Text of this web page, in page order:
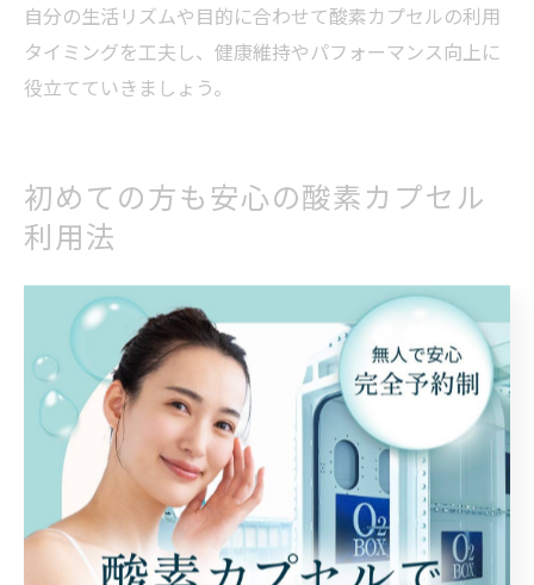
自分の生活リズムや目的に合わせて酸素カプセルの利用
タイミングを工夫し、健康維持やパフォーマンス向上に
役立てていきましょう。
初めての方も安心の酸素カプセル
利用法
酸素カプセル初心者が知るべき利用ステップ
酸素カプセルを初めて利用する方は、まず利用手順や注
意点をしっかり把握することが重要です。カプセル内で
は気圧が上昇するため、耳抜きの方法を事前に確認し、
体調が万全な日に利用することが推奨されます。体調不
良や耳抜きが苦手な場合は、無理をせずスタッフに相談
しましょう。
具体的なステップとしては、予約・受付→体調チェック